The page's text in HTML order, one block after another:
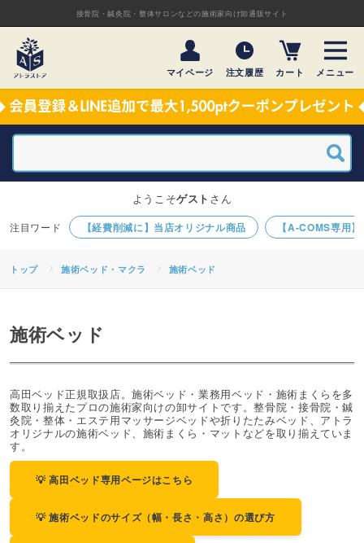
接骨院・鍼灸院・整体サロンなどの施術家向け卸通販サイト
マイページ 注文履歴 カート メニュー
【経費削減に】当店オリジナル商品 【A-COMS専用
ようこそゲスト さん
トップ 施術ベッド・マクラ 施術ベッド
施術ベッド
高田ベッド正規取扱店。施術ベッド・業務用ベッド・施術まくらを多
数取り揃えたプロの施術家向けの卸サイトです。整骨院・接骨院・鍼
灸院・整体・エステ用マッサージベッドや折りたたみベッド、アトラ
オリジナルの施術ベッド、施術まくら・マットなどを取り揃えていま
す。
💡 高田ベッド専用ページはこちら
💡 施術ベッドのサイズ（幅・長さ・高さ）の選び方